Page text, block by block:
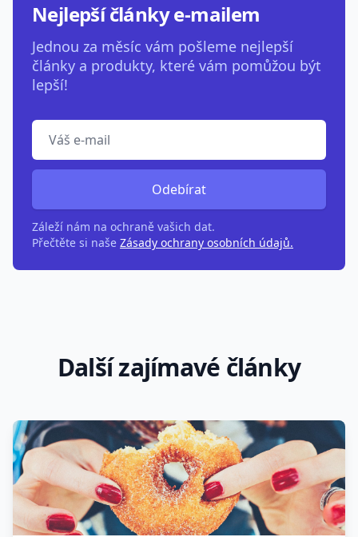
Nejlepší články e-mailem
Jednou za měsíc vám pošleme nejlepší
články a produkty, které vám pomůžou být
lepší!
Odebírat
Záleží nám na ochraně vašich dat.
Přečtěte si naše Zásady ochrany osobních údajů.
Další zajímavé články